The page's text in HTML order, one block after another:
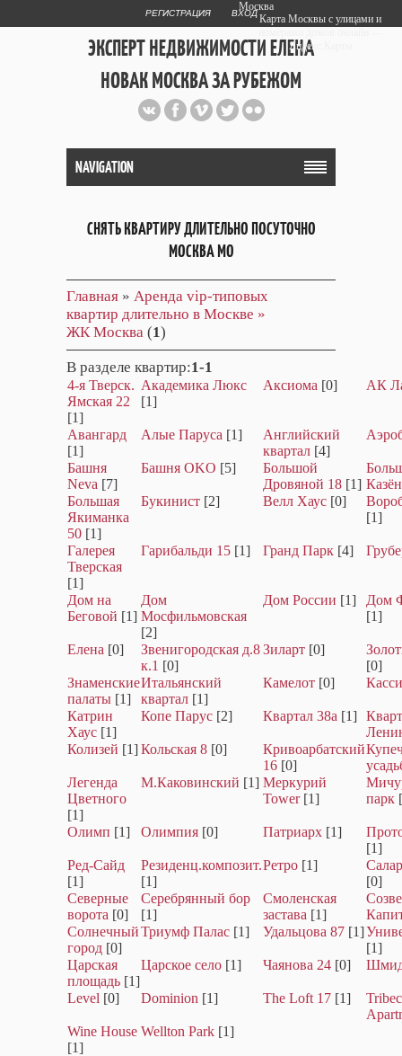
РЕГИСТРАЦИЯ ВХОД
ЭКСПЕРТ НЕДВИЖИМОСТИ ЕЛЕНА
НОВАК МОСКВА ЗА РУБЕЖОМ
Публичный сайт эксперта автора
web дизайнера+7 903 708 1884
NAVIGATION
СНЯТЬ КВАРТИРУ ДЛИТЕЛЬНО ПОСУТОЧНО
МОСКВА МО
Главная » Аренда vip-типовых
квартир длительно в Москве »
ЖК Москва (1)
В разделе квартир:1-1
4-я Тверск.
Ямская 22
[1]
Академика Люкс
[1]
Аксиома [0] АК
Авангард
[1]
Алые Паруса [1]
Английский
квартал [4]
Башня
Neva [7]
Башня OKO [5]
Большой
Дровяной 18 [1]
Большая
Якиманка
50 [1]
Букинист [2] Велл Хаус [0]
[1]
Галерея
Тверская
[1]
Гарибальди 15 [1] Гранд Парк [4]
Дом на
Беговой [1]
Дом
Мосфильмовская
[2]
Дом России [1]
Дом
[1]
Елена [0]
Звенигородская д.8
к.1 [0]
Зиларт [0]
[0]
Знаменские
палаты [1]
Итальянский
квартал [1]
Камелот [0]
Катрин
Хаус [1]
Копе Парус [2] Квартал 38а [1]
Колизей [1]Кольская 8 [0]
Кривоарбатский
16 [0]
Легенда
Цветного
[1]
М.Каковинский [1] Меркурий
Tower [1]
парк
Олимп [1] Олимпия [0] Патриарх [1]
[1]
Ред-Сайд
[1]
Резиденц.композит.
[1]
Ретро [1]
[0]
Северные
ворота [0]
Серебрянный бор
[1]
Смоленская
застава [1]
Солнечный
город [0]
Триумф Палас [1] Удальцова 87 [1]
[1]
Царская
площадь [1]
Царское село [1] Чаянова 24 [0]
Level [0] Dominion [1] The Loft 17 [1]
Wine House
[1]
Wellton Park [1]
Москва
Карта Москвы с улицами и
Яндекс.Карты